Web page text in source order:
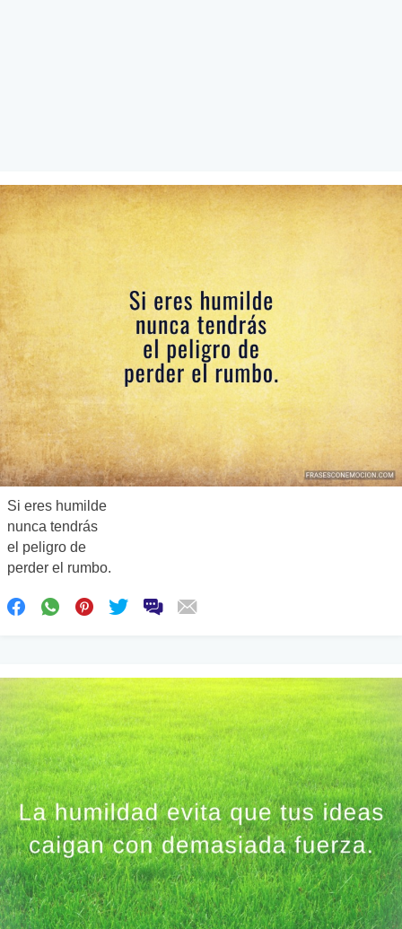
Si eres humilde
nunca tendrás
el peligro de
perder el rumbo.